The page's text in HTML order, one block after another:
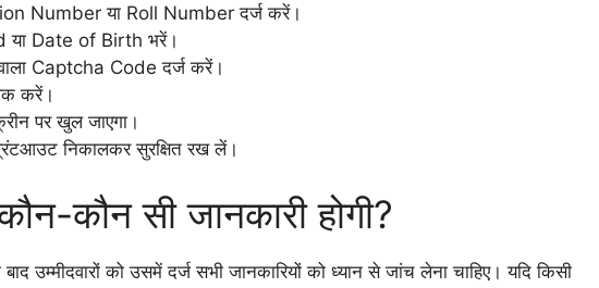
Number या Roll Number दर्ज करें।
या Date of Birth भरें।
Captcha Code दर्ज करें।
करें।
पर खुल जाएगा।
निकालकर सुरक्षित रख लें।
कौन सी जानकारी होगी?
उम्मीदवारों को उसमें दर्ज सभी जानकारियों को ध्यान से जांच लेना चाहिए। यदि किसी